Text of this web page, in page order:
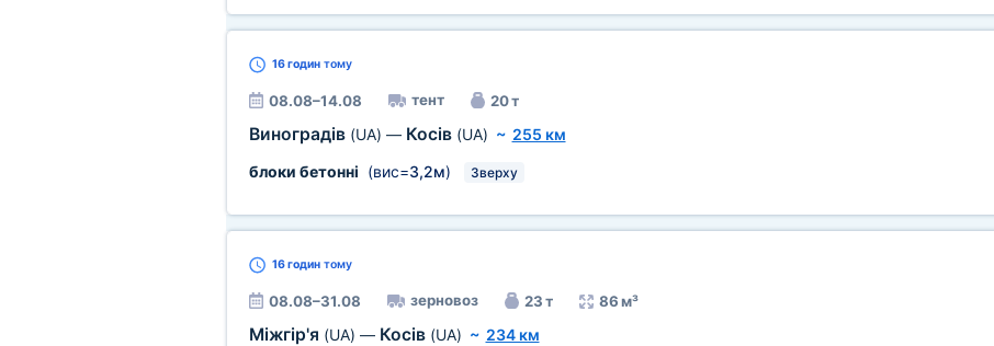
16 годинтому
08.08–14.08 тент 20 т
Виноградів (UA) — Косів (UA) ~ 255 км
блоки бетонні (вис=3,2м) Зверху
16 годинтому
08.08–31.08 зерновоз 23 т 86 м³
Міжгір'я (UA) — Косів (UA) ~ 234 км